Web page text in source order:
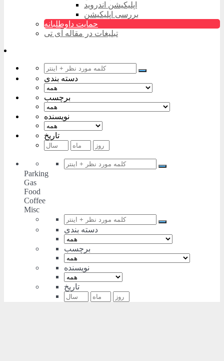
اپلیکیشن اندروید
بررسی اپلیکیشن
حمایت داوطلبانه
تبلیغات در مقاله آی تی
دسته بندی
برچسب
نویسنده
تاریخ
Parking
Gas
Food
Coffee
Misc
دسته بندی
برچسب
نویسنده
تاریخ